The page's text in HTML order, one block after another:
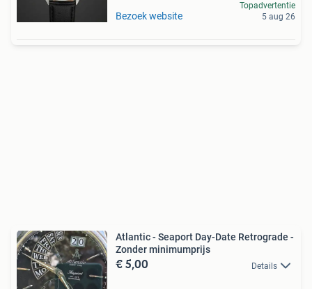
Bezoek website
Topadvertentie
5 aug 26
Atlantic - Seaport Day-Date Retrograde -
Zonder minimumprijs
€ 5,00 Details